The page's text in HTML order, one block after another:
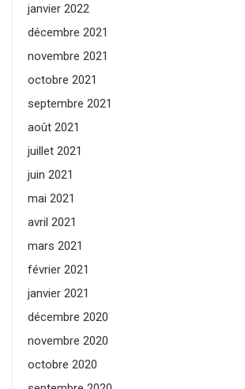
janvier 2022
décembre 2021
novembre 2021
octobre 2021
septembre 2021
août 2021
juillet 2021
juin 2021
mai 2021
avril 2021
mars 2021
février 2021
janvier 2021
décembre 2020
novembre 2020
octobre 2020